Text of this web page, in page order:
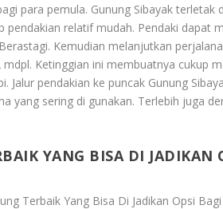
para pemula. Gunung Sibayak
pendakian relatif mudah. Pendaki dapat
Kemudian melanjutkan
Ketinggian ini membuatnya cukup
Jalur pendakian ke puncak Gunung
yang sering di gunakan. Terlebih juga
YANG BISA DI JADIKAN
Terbaik Yang Bisa Di Jadikan Opsi